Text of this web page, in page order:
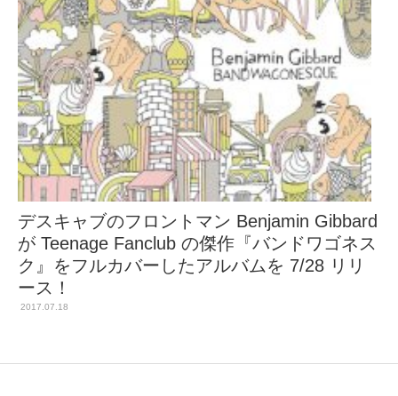
デスキャブのフロントマン Benjamin Gibbard
が Teenage Fanclub の傑作『バンドワゴネス
ク』をフルカバーしたアルバムを 7/28 リリ
ース！
2017.07.18